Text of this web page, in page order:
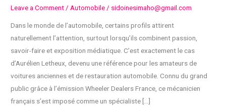
Leave a Comment / Automobile / sidoinesimaho@gmail.com
Dans le monde de l’automobile, certains profils attirent
naturellement l’attention, surtout lorsqu’ils combinent passion,
savoir-faire et exposition médiatique. C’est exactement le cas
d’Aurélien Letheux, devenu une référence pour les amateurs de
voitures anciennes et de restauration automobile. Connu du grand
public grâce à l’émission Wheeler Dealers France, ce mécanicien
français s’est imposé comme un spécialiste […]